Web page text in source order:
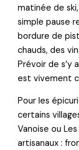
matinée de
simple pause
bordure de
chauds, des
Prévoir de s’y
est vivement
Pour les
certains
Vanoise ou
artisanaux :